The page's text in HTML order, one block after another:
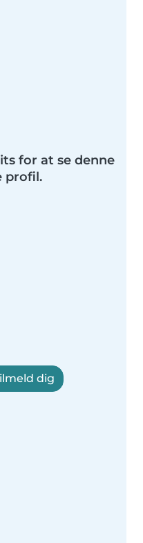
for at se denne
profil.
dig